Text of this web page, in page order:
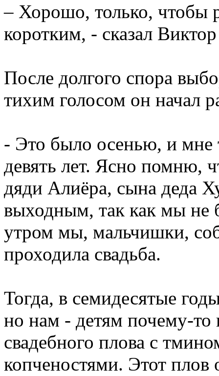
– Хорошо, только, чтобы
коротким, - сказал
После долгого спора
тихим голосом он начал
- Это было осенью, и мне
девять лет. Ясно помню,
дяди Алиёра, сына деда
выходным, так как мы не
утром мы, мальчишки,
проходила свадьба.
Тогда, в семидесятые
но нам - детям почему-то
свадебного плова с
копченостями. Этот плов